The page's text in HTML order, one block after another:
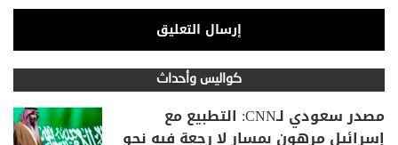
كواليس وأحداث
مصدر سعودي لـCNN: التطبيع مع
إسرائيل مرهون بمسار لا رجعة فيه نحو